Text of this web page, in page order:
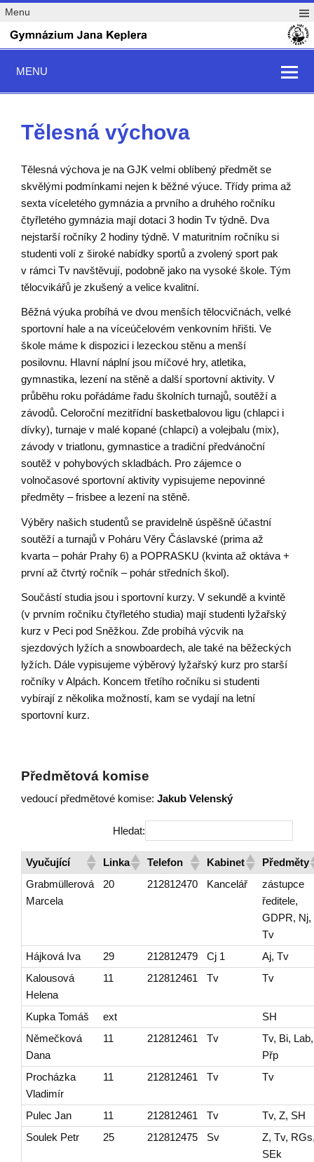
Menu
MENU
Tělesná výchova
Tělesná výchova je na GJK velmi oblíbený předmět se
skvělými podmínkami nejen k běžné výuce. Třídy prima až
sexta víceletého gymnázia a prvního a druhého ročníku
čtyřletého gymnázia mají dotaci 3 hodin Tv týdně. Dva
nejstarší ročníky 2 hodiny týdně. V maturitním ročníku si
studenti volí z široké nabídky sportů a zvolený sport pak
v rámci Tv navštěvují, podobně jako na vysoké škole. Tým
tělocvikářů je zkušený a velice kvalitní.
Běžná výuka probíhá ve dvou menších tělocvičnách, velké
sportovní hale a na víceúčelovém venkovním hřišti. Ve
škole máme k dispozici i lezeckou stěnu a menší
posilovnu. Hlavní náplní jsou míčové hry, atletika,
gymnastika, lezení na stěně a další sportovní aktivity. V
průběhu roku pořádáme řadu školních turnajů, soutěží a
závodů. Celoroční mezitřídní basketbalovou ligu (chlapci i
dívky), turnaje v malé kopané (chlapci) a volejbalu (mix),
závody v triatlonu, gymnastice a tradiční předvánoční
soutěž v pohybových skladbách. Pro zájemce o
volnočasové sportovní aktivity vypisujeme nepovinné
předměty – frisbee a lezení na stěně.
Výběry našich studentů se pravidelně úspěšně účastní
soutěží a turnajů v Poháru Věry Čáslavské (prima až
kvarta – pohár Prahy 6) a POPRASKU (kvinta až oktáva +
první až čtvrtý ročník – pohár středních škol).
Součástí studia jsou i sportovní kurzy. V sekundě a kvintě
(v prvním ročníku čtyřletého studia) mají studenti lyžařský
kurz v Peci pod Sněžkou. Zde probíhá výcvik na
sjezdových lyžích a snowboardech, ale také na běžeckých
lyžích. Dále vypisujeme výběrový lyžařský kurz pro starší
ročníky v Alpách. Koncem třetího ročníku si studenti
vybírají z několika možností, kam se vydají na letní
sportovní kurz.
Předmětová komise
vedoucí předmětové komise:Jakub Velenský
Hledat:
Vyučující Linka Telefon Kabinet
Předměty
Grabmüllerová
Marcela
20 212812470 Kancelář
zástupce
ředitele,
GDPR, Nj,
Tv
Hájková Iva
29 212812479 Cj 1
Aj, Tv
Kalousová
Helena
11 212812461 Tv Tv
Kupka Tomáš ext
SH
Němečková
Dana
11 212812461 Tv
Tv, Bi, Lab,
Přp
Procházka
Vladimír
11 212812461 Tv Tv
Pulec Jan 11 212812461 Tv
Tv, Z, SH
Soulek Petr
25 212812475 Sv
Z, Tv,
SEk